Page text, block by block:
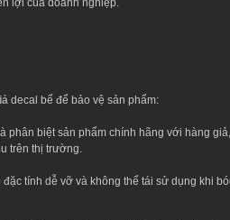
lợi của doanh nghiệp.
decal bể để bảo vệ sản phẩm:
biệt sản phẩm chính hãng với hàng
trên thị trường.
tính dễ vỡ và không thể tái sử dụng khi